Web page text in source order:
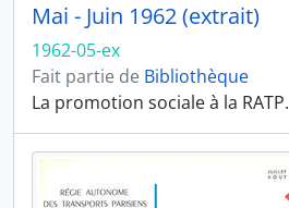
Mai - Juin 1962 (extrait)
1962-05-ex
Fait partie de Bibliothèque
La promotion sociale à la RATP.